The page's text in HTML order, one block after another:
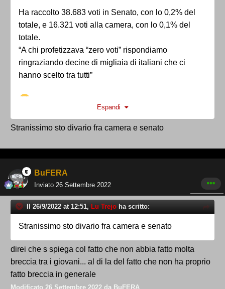
Ha raccolto 38.683 voti in Senato, con lo 0,2% del
totale, e 16.321 voti alla camera, con lo 0,1% del
totale.
“A chi profetizzava “zero voti” rispondiamo
ringraziando decine di migliaia di italiani che ci
hanno scelto tra tutti”
Espandi
Stranissimo sto divario fra camera e senato
BuFERA
Inviato 26 Settembre 2022
Il 26/9/2022 at 12:51, Lu Trejo ha scritto:
Stranissimo sto divario fra camera e senato
direi che s spiega col fatto che non abbia fatto molta
breccia tra i giovani... al di la del fatto che non ha proprio
fatto breccia in generale
Modificato 26 Settembre 2022 da BuFERA